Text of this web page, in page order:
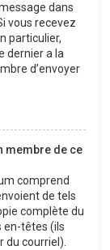
dans
vous recevez
particulier,
dernier a la
d’envoyer
membre de ce
comprend
de tels
complète du
en-têtes (ils
du courriel).